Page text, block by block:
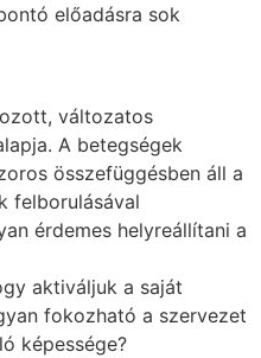
előadásra sok
változatos
A betegségek
összefüggésben áll a
felborulásával
érdemes helyreállítani a
aktiváljuk a saját
fokozható a szervezet
képessége?